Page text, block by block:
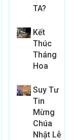
TA?
Kết
Thúc
Tháng
Hoa
Suy Tư
Tin
Mừng
Chúa
Nhật Lễ